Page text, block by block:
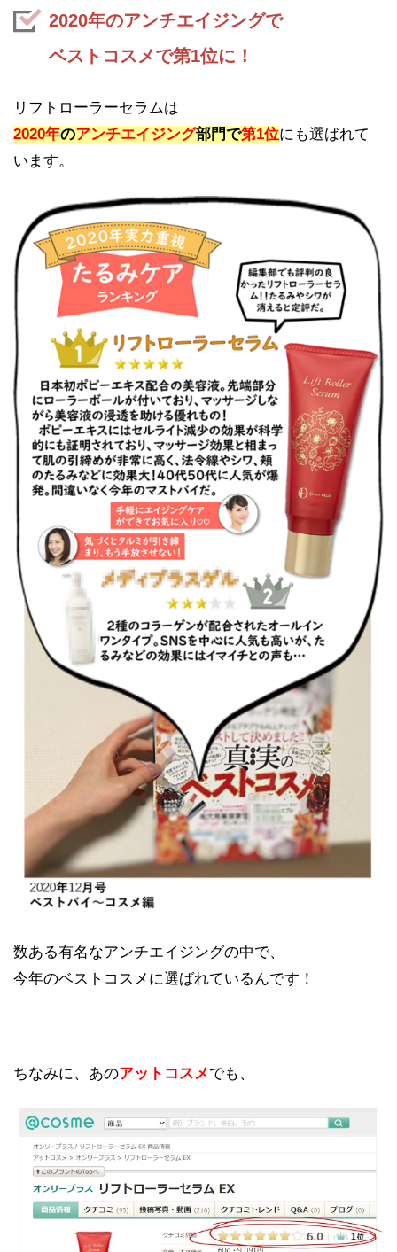
2020年のアンチエイジングで
ベストコスメで第1位に！
リフトローラーセラムは
2020年のアンチエイジング部門で第1位にも選ばれて
います。
数ある有名なアンチエイジングの中で、
今年のベストコスメに選ばれているんです！
ちなみに、あのアットコスメでも、